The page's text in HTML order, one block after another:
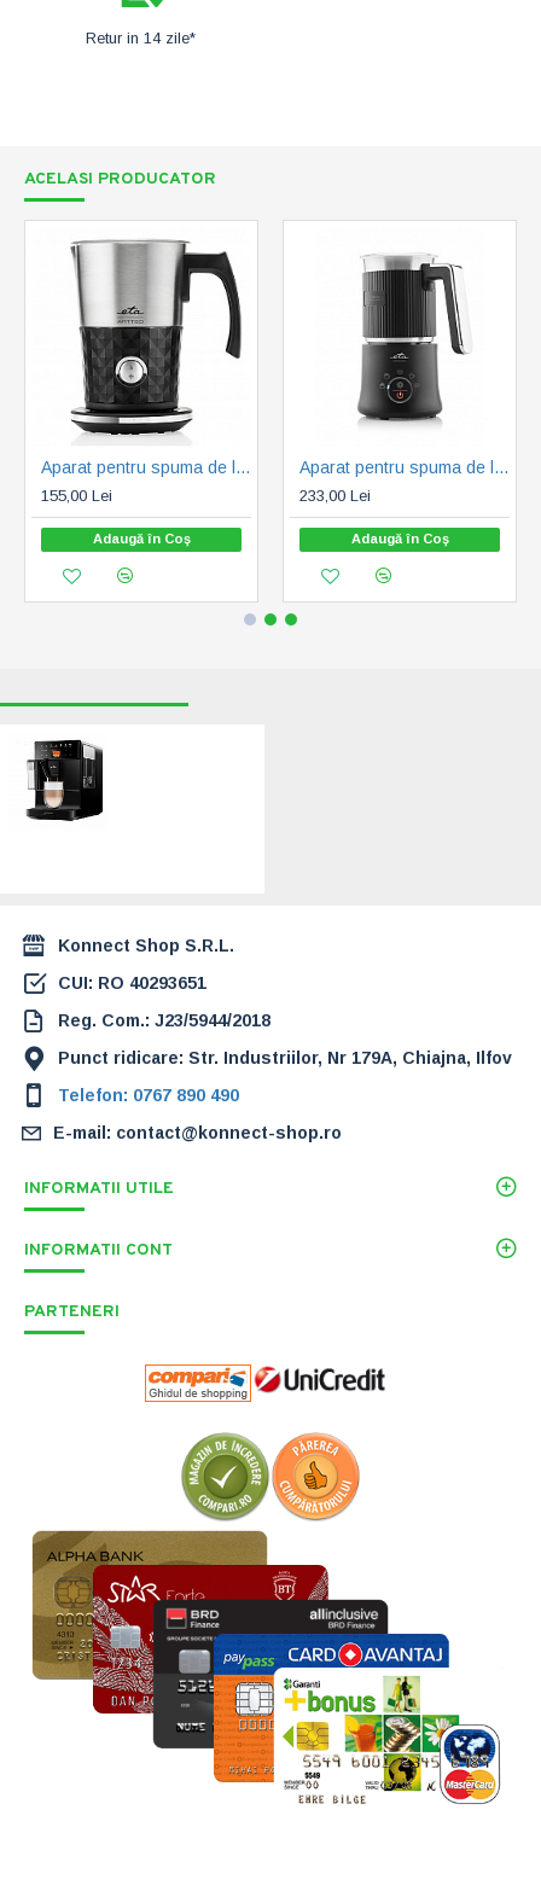
Retur in 14 zile*
ACELASI PRODUCATOR
Aparat pentru spuma de lapte ETA Artteo 4189 90000, 300ml, 550W, otel inoxidabil, 3 functii
155,00 Lei
Adaugă în Coş
Aparat pentru spuma de lapte ETA Cremeo 8189 90000, 500W, 350 ml, 5 functii, otel inoxidabil, negru
233,00 Lei
Adaugă în Coş
Konnect Shop S.R.L.
CUI: RO 40293651
Reg. Com.: J23/5944/2018
Punct ridicare: Str. Industriilor, Nr 179A, Chiajna, Ilfov
Telefon: 0767 890 490
E-mail: contact@konnect-shop.ro
INFORMATII UTILE
INFORMATII CONT
PARTENERI